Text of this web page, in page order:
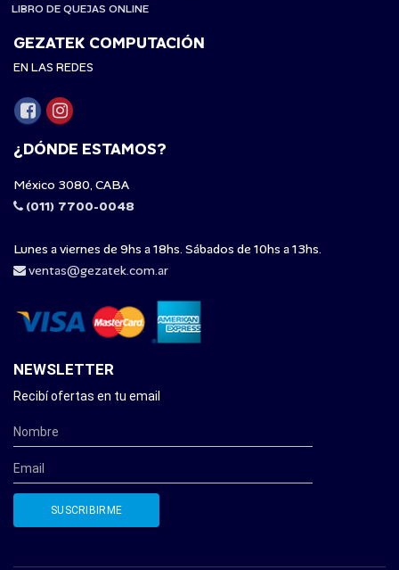
LIBRO DE QUEJAS ONLINE
GEZATEK COMPUTACIÓN
EN LAS REDES
¿DÓNDE ESTAMOS?
México 3080, CABA
(011) 7700-0048
Lunes a viernes de 9hs a 18hs. Sábados de 10hs a 13hs.
ventas@gezatek.com.ar
NEWSLETTER
Recibí ofertas en tu email